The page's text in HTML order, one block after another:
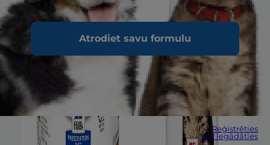
Atrodiet savu formulu
Reģistrēties
Kur iegādāties